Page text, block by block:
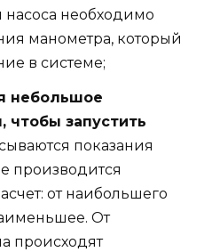
насоса необходимо
манометра, который
в системе;
небольшое
чтобы запустить
показания
производится
от наибольшего
От
происходят